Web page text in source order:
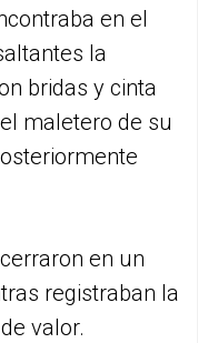
en el
la
bridas y cinta
maletero de su
en un
registraban la
valor.